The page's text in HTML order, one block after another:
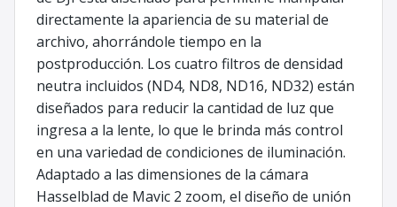
directamente la apariencia de su material de
archivo, ahorrándole tiempo en la
postproducción. Los cuatro filtros de densidad
neutra incluidos (ND4, ND8, ND16, ND32) están
diseñados para reducir la cantidad de luz que
ingresa a la lente, lo que le brinda más control
en una variedad de condiciones de iluminación.
Adaptado a las dimensiones de la cámara
Hasselblad de Mavic 2 zoom, el diseño de unión